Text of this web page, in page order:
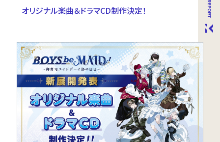
オリジナル楽曲＆ドラマCD制作決定！